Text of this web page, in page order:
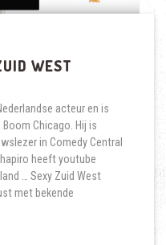
WEST
acteur en is
Chicago. Hij is
in Comedy Central
heeft youtube
… Sexy Zuid West
met bekende